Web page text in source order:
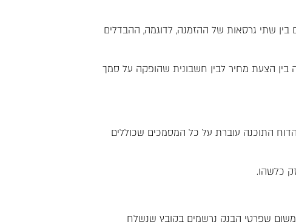
שתי גרסאות של ההזמנה, לדוגמה, ההבדלים
בין הצעת מחיר לבין חשבונית שהופקה על סמך
התוכנה עוברת על כל המסמכים שכוללים
כלשהו.
משום שפרטי הבנק נרשמים בקובץ שנשלח